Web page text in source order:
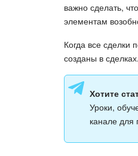
важно сделать,
элементам
Когда все сделки
созданы в сделках.
Хотите
Уроки,
канале для